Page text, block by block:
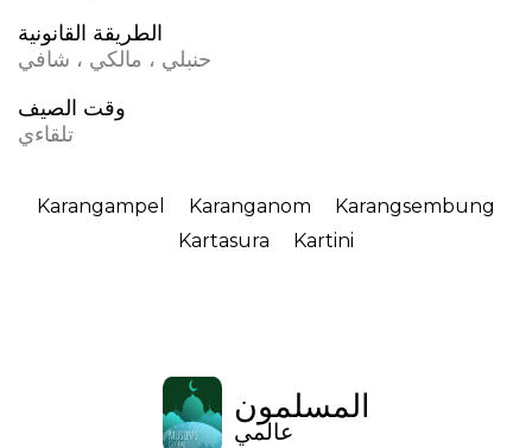
الطريقة القانونية
حنبلي ، مالكي ، شافي
وقت الصيف
تلقاءي
Karangampel Karanganom
Karangsembung
Kartasura
Kartini
المسلمون
عالمي